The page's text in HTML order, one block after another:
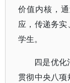
价值内核，
应，传递务
学生。
四是优化
贯彻中央八